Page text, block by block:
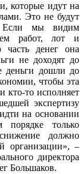
которые идут на
Это не будут
Если мы видим
работ, лот и
часть денег она
не доходят до
деньги дошли до
чтобы эта
кто-то исполняет
экспертизу
на основании
порядке только
должно
организации», –
директора
Большаков.